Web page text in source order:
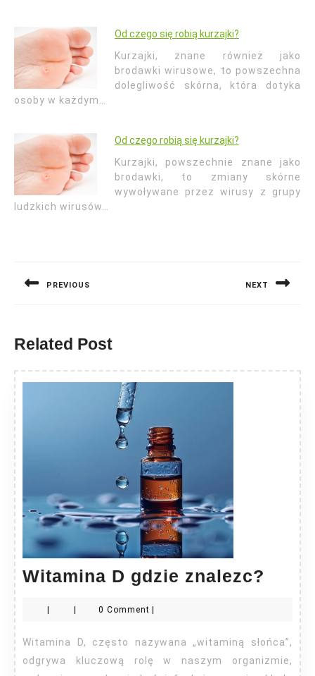
Od czego się robią kurzajki?
Kurzajki, znane również jako
brodawki wirusowe, to powszechna
dolegliwość skórna, która dotyka
osoby w każdym…
Od czego robią się kurzajki?
Kurzajki, powszechnie znane jako
brodawki, to zmiany skórne
wywoływane przez wirusy z grupy
ludzkich wirusów…
PREVIOUS NEXT
Related Post
Witamina D gdzie znalezc?
gdzie
0 Comment
Witamina D, często nazywana „witaminą słońca”,
odgrywa kluczową rolę w naszym organizmie,